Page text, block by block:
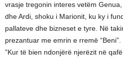
vrasje tregonin interes vetëm
dhe Ardi, shoku i Marionit, ku ky i
pallateve dhe bizneset e tyre. Në
prezantuar me emrin e rremë
”Kur të bien ndonjërë njerëzit në